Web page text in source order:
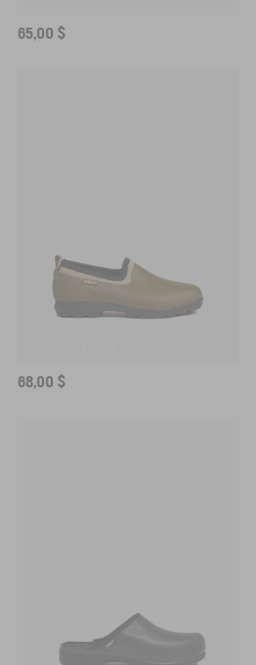
65,00 $
68,00 $